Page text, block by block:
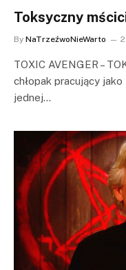
Toksyczny
By NaTrzeźwoNieWarto
TOXIC AVENGER –
chłopak pracujący
jednej…